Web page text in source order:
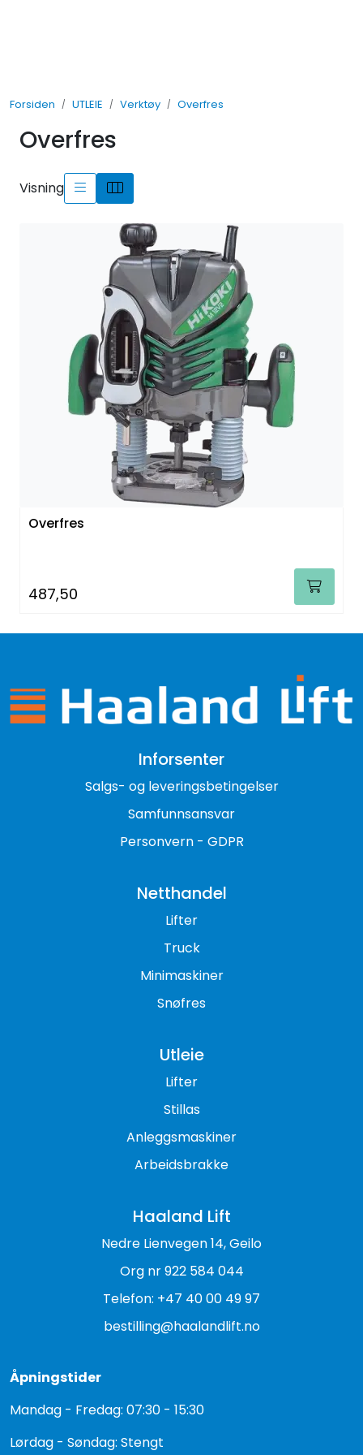
Forsiden UTLEIE Verktøy Overfres
Overfres
Visning
Overfres
487,50
Inforsenter
Salgs- og leveringsbetingelser
Samfunnsansvar
Personvern - GDPR
Netthandel
Lifter
Truck
Minimaskiner
Snøfres
Utleie
Lifter
Stillas
Anleggsmaskiner
Arbeidsbrakke
Haaland Lift
Nedre Lienvegen 14, Geilo
Org nr 922 584 044
Telefon: +47 40 00 49 97
bestilling@haalandlift.no
Åpningstider
Mandag - Fredag: 07:30 - 15:30
Lørdag - Søndag: Stengt
SALG
AVDELINGER